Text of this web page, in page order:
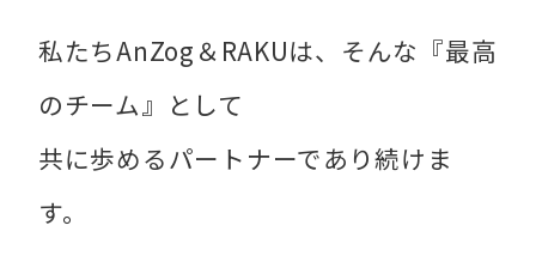
私たちAnZog＆RAKUは、そんな『最高
のチーム』として
共に歩めるパートナーであり続けま
す。